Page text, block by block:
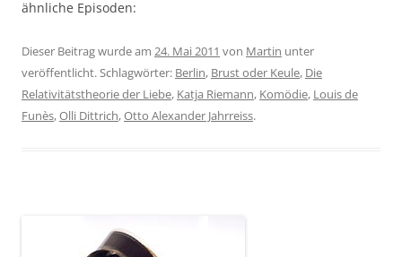
ähnliche Episoden:
Dieser Beitrag wurde am 24. Mai 2011 von Martin unter
veröffentlicht. Schlagwörter: Berlin, Brust oder Keule, Die
Relativitätstheorie der Liebe, Katja Riemann, Komödie, Louis de
Funès,Olli Dittrich,Otto Alexander Jahrreiss.